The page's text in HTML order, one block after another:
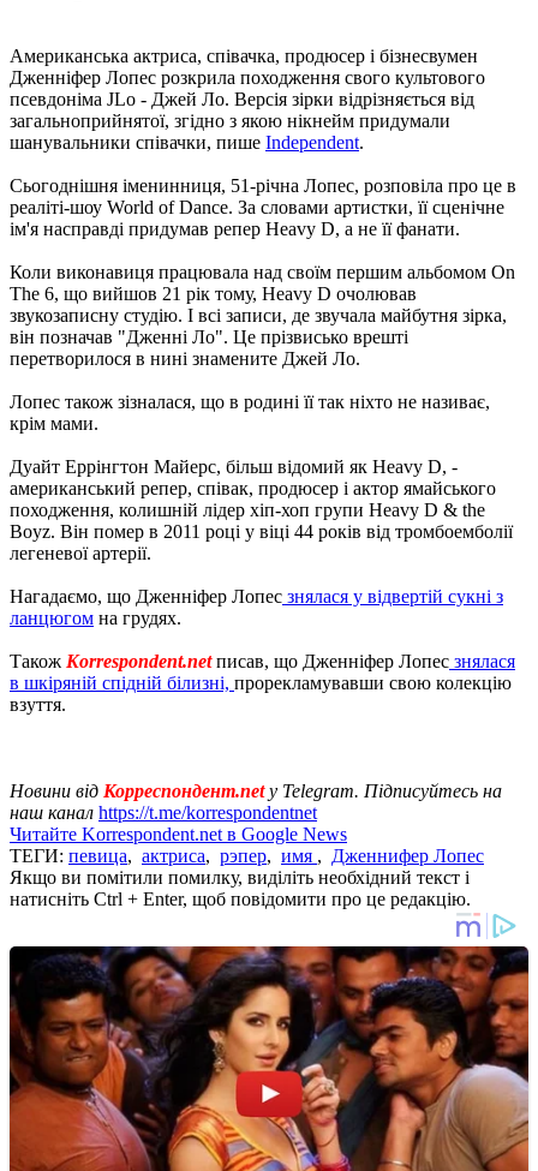
Американська актриса, співачка, продюсер і бізнесвумен
Дженніфер Лопес розкрила походження свого культового
псевдоніма JLo - Джей Ло. Версія зірки відрізняється від
загальноприйнятої, згідно з якою нікнейм придумали
шанувальники співачки, пише Independent.
Сьогоднішня іменинниця, 51-річна Лопес, розповіла про це в
реаліті-шоу World of Dance. За словами артистки, її сценічне
ім'я насправді придумав репер Heavy D, а не її фанати.
Коли виконавиця працювала над своїм першим альбомом On
The 6, що вийшов 21 рік тому, Heavy D очолював
звукозаписну студію. І всі записи, де звучала майбутня зірка,
він позначав "Дженні Ло". Це прізвисько врешті
перетворилося в нині знамените Джей Ло.
Лопес також зізналася, що в родині її так ніхто не називає,
крім мами.
Дуайт Еррінгтон Майерс, більш відомий як Heavy D, -
американський репер, співак, продюсер і актор ямайського
походження, колишній лідер хіп-хоп групи Heavy D & the
Boyz. Він помер в 2011 році у віці 44 років від тромбоемболії
легеневої артерії.
Нагадаємо, що Дженніфер Лопес знялася у відвертій сукні з
ланцюгом на грудях.
Також Korrespondent.netписав, що Дженніфер Лопес знялася
в шкіряній спідній білизні, прорекламувавши свою колекцію
взуття.
Новини від Корреспондент.net у Telegram. Підписуйтесь на
наш канал https://t.me/korrespondentnet
Читайте Korrespondent.net в Google News
ТЕГИ: певица, актриса, рэпер, имя , Дженнифер Лопес
Якщо ви помітили помилку, виділіть необхідний текст і
натисніть Ctrl + Enter, щоб повідомити про це редакцію.